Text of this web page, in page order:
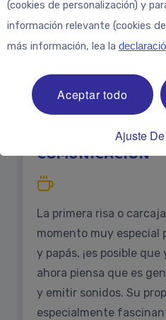
COMUNICACIÓN
La primera risa o
momento muy especial
y papás, ¡es posible que
ahora piensa que es
y emitir sonidos. Su
especialmente
(cookies de personalización) y
información relevante (cookies
más información, lea la
Aceptar todo
Ajuste